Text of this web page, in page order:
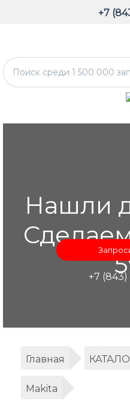
+7
Нашли
+7
Главная
Makita